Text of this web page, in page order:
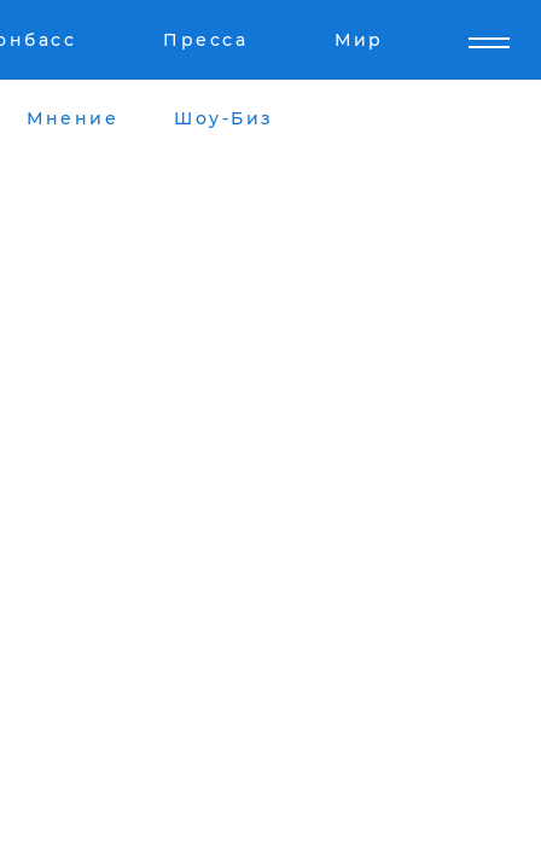
Пресса Мир
Мнение Шоу-Биз